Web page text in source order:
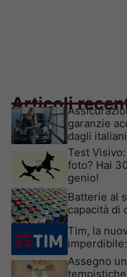
Articoli
garanzie
dagli italiani
Test
foto? Hai
genio!
Batterie al
capacità di
Tim, la
Assegno